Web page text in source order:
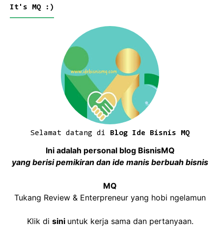
It's MQ :)
Selamat datang di Blog Ide Bisnis MQ
Ini adalah personal blog BisnisMQ
yang berisi pemikiran dan ide manis berbuah bisnis
MQ
Tukang Review & Enterpreneur yang hobi ngelamun
Klik di sini untuk kerja sama dan pertanyaan.